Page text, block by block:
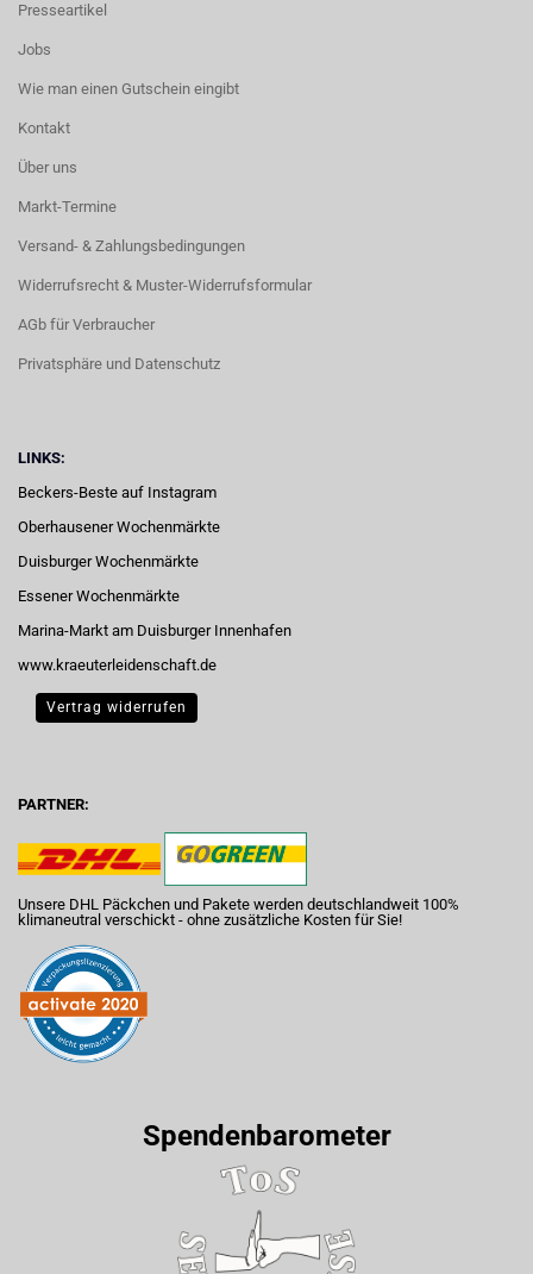
Presseartikel
Jobs
Wie man einen Gutschein eingibt
Kontakt
Über uns
Markt-Termine
Versand- & Zahlungsbedingungen
Widerrufsrecht & Muster-Widerrufsformular
AGb für Verbraucher
Privatsphäre und Datenschutz
LINKS:
Beckers-Beste auf Instagram
Oberhausener Wochenmärkte
Duisburger Wochenmärkte
Essener Wochenmärkte
Marina-Markt am Duisburger Innenhafen
www.kraeuterleidenschaft.de
Vertrag widerrufen
PARTNER:
Unsere DHL Päckchen und Pakete werden deutschlandweit 100%
klimaneutral verschickt - ohne zusätzliche Kosten für Sie!
Spendenbarometer